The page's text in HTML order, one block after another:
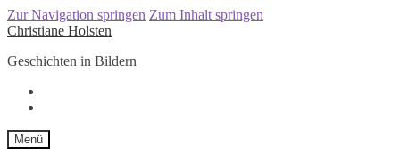
Zur Navigation springen Zum Inhalt springen
Christiane Holsten
Geschichten in Bildern
Menü